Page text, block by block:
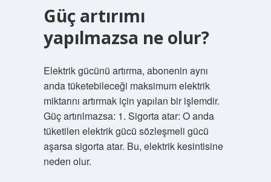
Güç artırımı
yapılmazsa ne olur?
Elektrik gücünü artırma, abonenin aynı
anda tüketebileceği maksimum elektrik
miktarını artırmak için yapılan bir işlemdir.
Güç artırılmazsa: 1. Sigorta atar: O anda
tüketilen elektrik gücü sözleşmeli gücü
aşarsa sigorta atar. Bu, elektrik kesintisine
neden olur.